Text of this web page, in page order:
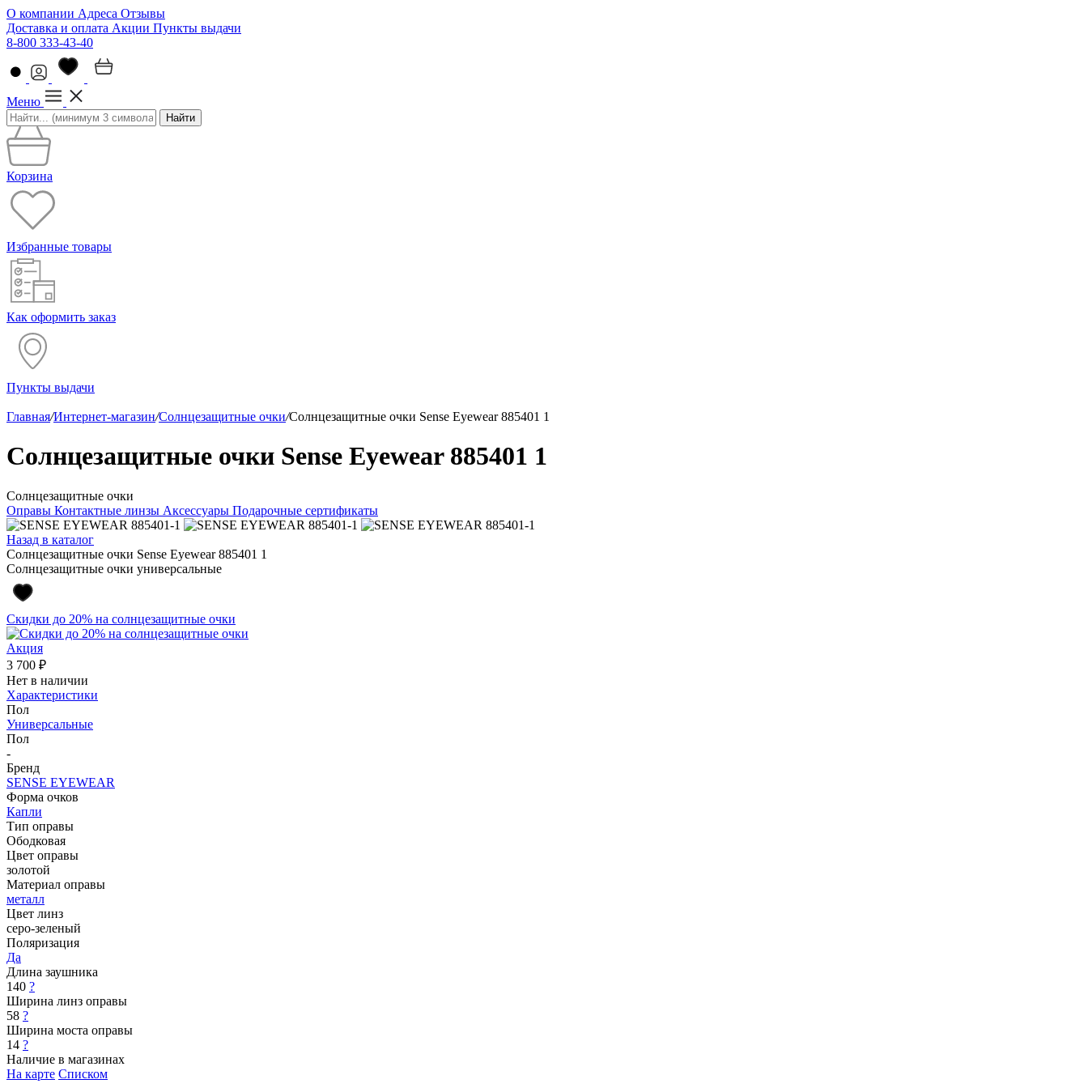
О компании Адреса Отзывы
Доставка и оплата Акции Пункты выдачи
8-800 333-43-40
Меню
Найти
Корзина
Избранные товары
Как оформить заказ
Пункты выдачи
Главная/Интернет-магазин/Солнцезащитные очки/Солнцезащитные очки Sense Eyewear 885401 1
Солнцезащитные очки Sense Eyewear 885401 1
Солнцезащитные очки
Оправы Контактные линзы Аксессуары Подарочные сертификаты
Назад в каталог
Солнцезащитные очки Sense Eyewear 885401 1
Солнцезащитные очки универсальные
Скидки до 20% на солнцезащитные очки
Акция
3 700 ₽
Нет в наличии
Характеристики
Пол
Универсальные
Пол
-
Бренд
SENSE EYEWEAR
Форма очков
Капли
Тип оправы
Ободковая
Цвет оправы
золотой
Материал оправы
металл
Цвет линз
серо-зеленый
Поляризация
Да
Длина заушника
140 ?
Ширина линз оправы
58 ?
Ширина моста оправы
14 ?
Наличие в магазинах
На карте Списком